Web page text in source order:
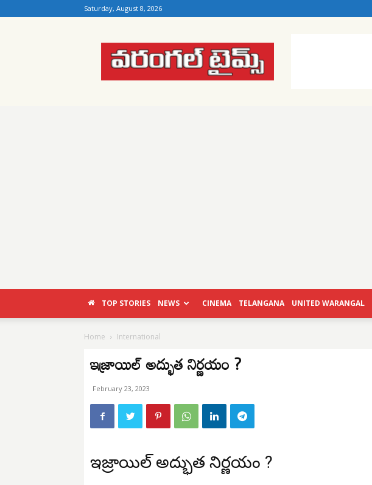
Saturday, August 8, 2026
Warangal
Times
TOP STORIES NEWS CINEMA TELANGANA UNITED WARANGAL
Home International
ఇజ్రాయిల్ అద్భుత నిర్ణయం ?
February 23, 2023
ఇజ్రాయిల్ అద్భుత నిర్ణయం ?